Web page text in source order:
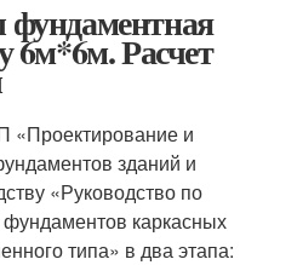
фундаментная
6м*6м. Расчет
«Проектирование и
зданий и
«Руководство по
каркасных
типа» в два этапа: